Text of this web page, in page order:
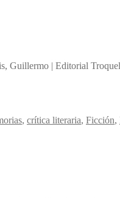
Guillermo | Editorial
, crítica literaria, Ficción,